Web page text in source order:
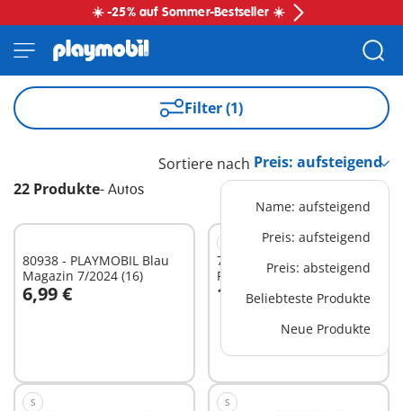
☀️ -25% auf Sommer-Bestseller ☀️
Filter (1)
22 Produkte- Autos
Sortiere nach
Name: aufsteigend
Preis: aufsteigend
Preis: absteigend
Beliebteste Produkte
Neue Produkte
80938 - PLAYMOBIL Blau
Magazin 7/2024 (16)
6,99 €
In den Warenkorb
71858 - PLAYMOBIL X Ford
F-150 Raptor
19,99 €
In den Warenkorb
S S